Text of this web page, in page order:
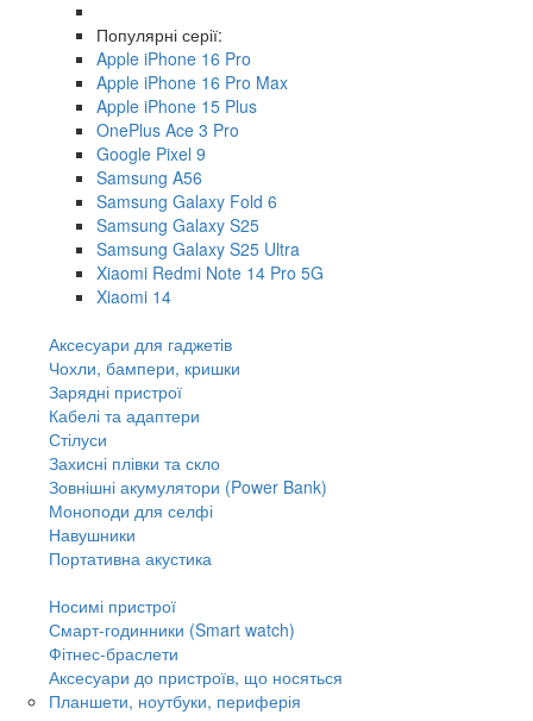
Популярні серії:
Apple iPhone 16 Pro
Apple iPhone 16 Pro Max
Apple iPhone 15 Plus
OnePlus Ace 3 Pro
Google Pixel 9
Samsung A56
Samsung Galaxy Fold 6
Samsung Galaxy S25
Samsung Galaxy S25 Ultra
Xiaomi Redmi Note 14 Pro 5G
Xiaomi 14
Аксесуари для гаджетів
Чохли, бампери, кришки
Зарядні пристрої
Кабелі та адаптери
Стілуси
Захисні плівки та скло
Зовнішні акумулятори (Power Bank)
Моноподи для селфі
Навушники
Портативна акустика
Носимі пристрої
Смарт-годинники (Smart watch)
Фітнес-браслети
Аксесуари до пристроїв, що носяться
Планшети, ноутбуки, периферія